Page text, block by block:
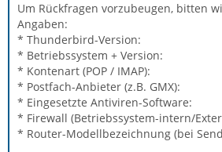
Um Rückfragen vorzubeugen, bitten
Angaben:
* Thunderbird-Version:
* Betriebssystem + Version:
* Kontenart (POP / IMAP):
* Postfach-Anbieter (z.B. GMX):
* Eingesetzte Antiviren-Software:
* Firewall (Betriebssystem-intern/
* Router-Modellbezeichnung (bei